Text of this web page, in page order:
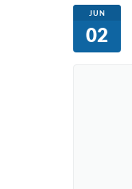
JUN
02